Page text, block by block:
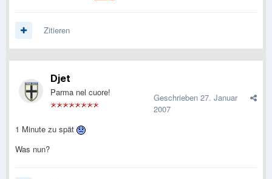
Zitieren
Djet
Parma nel cuore! Geschrieben 27. Januar
2007
1 Minute zu spät
Was nun?